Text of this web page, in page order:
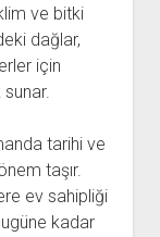
ve bitki
dağlar,
için
tarihi ve
taşır.
ev sahipliği
kadar